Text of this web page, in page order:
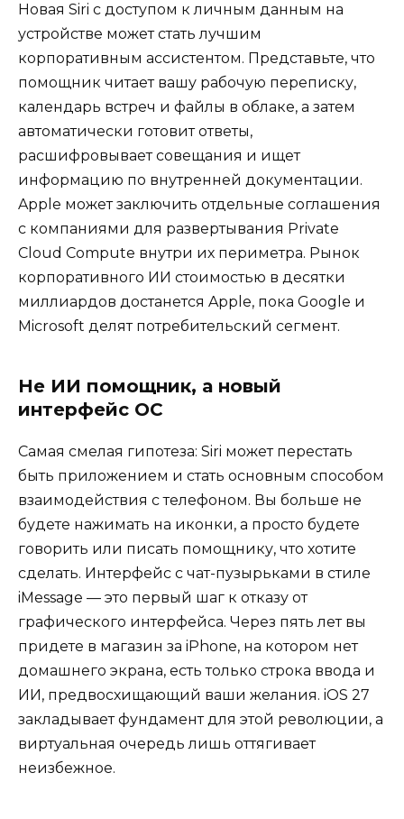
Новая Siri с доступом к личным данным на
устройстве может стать лучшим
корпоративным ассистентом. Представьте, что
помощник читает вашу рабочую переписку,
календарь встреч и файлы в облаке, а затем
автоматически готовит ответы,
расшифровывает совещания и ищет
информацию по внутренней документации.
Apple может заключить отдельные соглашения
с компаниями для развертывания Private
Cloud Compute внутри их периметра. Рынок
корпоративного ИИ стоимостью в десятки
миллиардов достанется Apple, пока Google и
Microsoft делят потребительский сегмент.
Не ИИ помощник, а новый
интерфейс ОС
Самая смелая гипотеза: Siri может перестать
быть приложением и стать основным способом
взаимодействия с телефоном. Вы больше не
будете нажимать на иконки, а просто будете
говорить или писать помощнику, что хотите
сделать. Интерфейс с чат-пузырьками в стиле
iMessage — это первый шаг к отказу от
графического интерфейса. Через пять лет вы
придете в магазин за iPhone, на котором нет
домашнего экрана, есть только строка ввода и
ИИ, предвосхищающий ваши желания. iOS 27
закладывает фундамент для этой революции, а
виртуальная очередь лишь оттягивает
неизбежное.